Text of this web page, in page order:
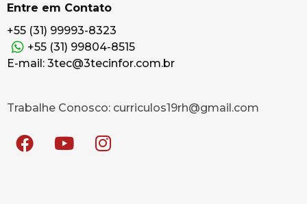
Entre em Contato
+55 (31) 99993-8323
+55 (31) 99804-8515
E-mail: 3tec@3tecinfor.com.br
Trabalhe Conosco: curriculos19rh@gmail.com